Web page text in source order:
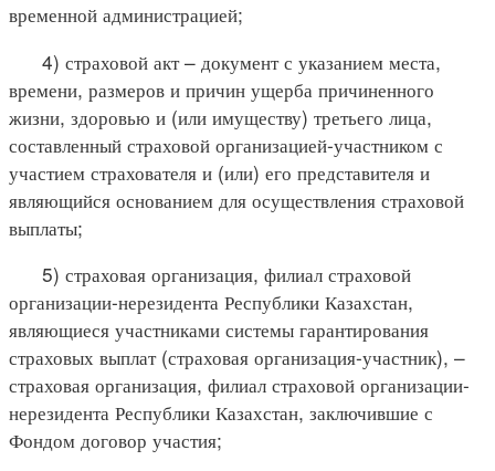
временной администрацией;
4) страховой акт – документ с указанием места,
времени, размеров и причин ущерба причиненного
жизни, здоровью и (или имуществу) третьего лица,
составленный страховой организацией-участником с
участием страхователя и (или) его представителя и
являющийся основанием для осуществления страховой
выплаты;
5) страховая организация, филиал страховой
организации-нерезидента Республики Казахстан,
являющиеся участниками системы гарантирования
страховых выплат (страховая организация-участник), –
страховая организация, филиал страховой организации-
нерезидента Республики Казахстан, заключившие с
Фондом договор участия;